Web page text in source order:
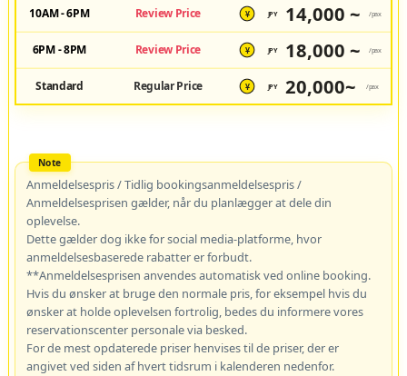
10AM - 6PM Review Price ¥ JPY 14,000 ~ /pax
6PM - 8PM Review Price ¥ JPY 18,000 ~ /pax
Standard Regular Price ¥ JPY 20,000~ /pax
Anmeldelsespris / Tidlig bookingsanmeldelsespris /
Anmeldelsesprisen gælder, når du planlægger at dele din
oplevelse.
Dette gælder dog ikke for social media-platforme, hvor
anmeldelsesbaserede rabatter er forbudt.
**Anmeldelsesprisen anvendes automatisk ved online booking.
Hvis du ønsker at bruge den normale pris, for eksempel hvis du
ønsker at holde oplevelsen fortrolig, bedes du informere vores
reservationscenter personale via besked.
For de mest opdaterede priser henvises til de priser, der er
angivet ved siden af hvert tidsrum i kalenderen nedenfor.